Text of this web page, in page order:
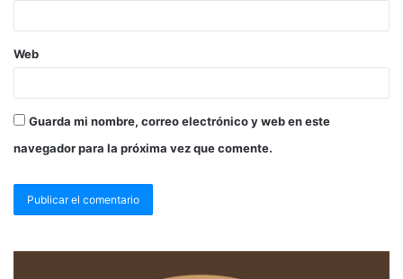
Web
Guarda mi nombre, correo electrónico y web en este
navegador para la próxima vez que comente.